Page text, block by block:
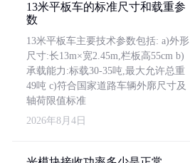
13米平板车的标准尺寸和载重参
数
13米平板车主要技术参数包括: a)外形
尺寸:长13m×宽2.45m,栏板高55cm b)
承载能力:标载30-35吨,最大允许总重
49吨 c)符合国家道路车辆外廓尺寸及
轴荷限值标准
2026年8月4日